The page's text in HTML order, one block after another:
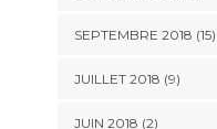
SEPTEMBRE 2018 (15)
JUILLET 2018 (9)
JUIN 2018 (2)